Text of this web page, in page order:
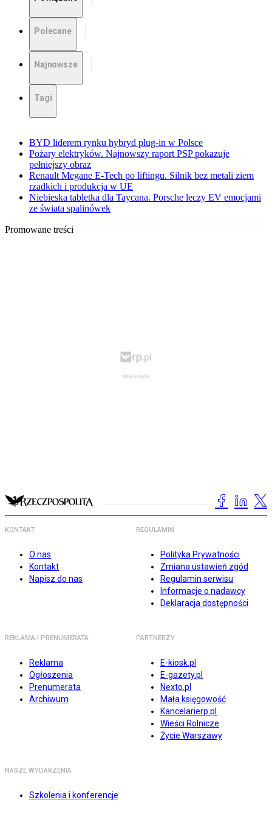
Polecane
Najnowsze
Tagi
BYD liderem rynku hybryd plug-in w Polsce
Pożary elektryków. Najnowszy raport PSP pokazuje
pełniejszy obraz
Renault Megane E-Tech po liftingu. Silnik bez metali ziem
rzadkich i produkcja w UE
Niebieska tabletka dla Taycana. Porsche leczy EV emocjami
ze świata spalinówek
Promowane treści
KONTAKT
O nas
Kontakt
Napisz do nas
REGULAMIN
Polityka Prywatności
Zmiana ustawień zgód
Regulamin serwisu
Informacje o nadawcy
Deklaracja dostępności
REKLAMA I PRENUMERATA
Reklama
Ogłoszenia
Prenumerata
Archiwum
PARTNERZY
E-kiosk.pl
E-gazety.pl
Nexto.pl
Mała księgowość
Kancelarierp.pl
Wieści Rolnicze
Życie Warszawy
NASZE WYDARZENIA
Szkolenia i konferencje